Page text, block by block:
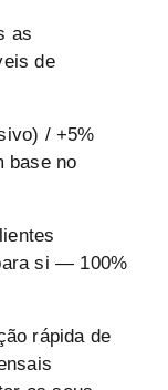
as
de
/ +5%
base no
si — 100%
rápida de